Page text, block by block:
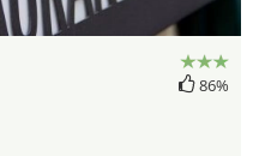
86%